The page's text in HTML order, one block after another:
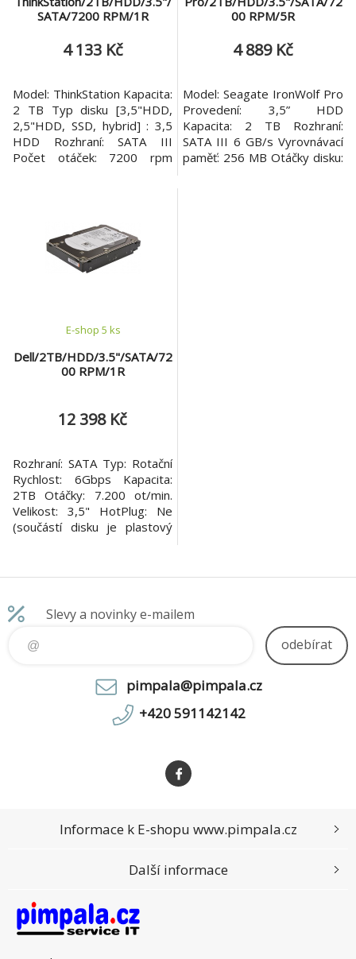
SATA/7200 RPM/1R
4 133 Kč
Model: ThinkStation Kapacita:
2 TB Typ disku [3,5"HDD,
2,5"HDD, SSD, hybrid] : 3,5
HDD Rozhraní: SATA III
Počet otáček: 7200 rpm
00 RPM/5R
4 889 Kč
Model: Seagate IronWolf Pro
Provedení: 3,5” HDD
Kapacita: 2 TB Rozhraní:
SATA III 6 GB/s Vyrovnávací
paměť: 256 MB Otáčky disku:
Dell/2TB/HDD/3.5"/SATA/72
00 RPM/1R
E-shop 5 ks
12 398 Kč
Rozhraní: SATA Typ: Rotační
Rychlost: 6Gbps Kapacita:
2TB Otáčky: 7.200 ot/min.
Velikost: 3,5" HotPlug: Ne
(součástí disku je plastový
Number: 400-BRCT EAN
Disk je kompatibilní s DELL
servery: PowerEdge T160 a
další Poznámka k záruce
disků v serverech DEL
Slevy a novinky e-mailem
odebírat
pimpala@pimpala.cz
+420 591142142
Informace k E-shopu www.pimpala.cz
Další informace